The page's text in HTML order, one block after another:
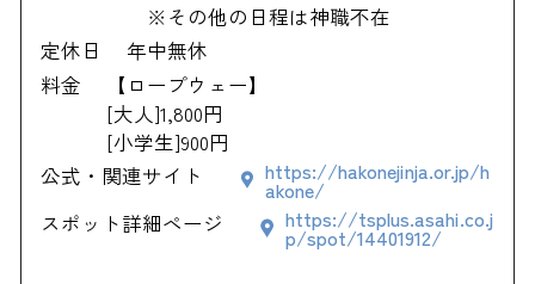
※その他の日程は神職不在
定休日
年中無休
料金
【ロープウェー】
[大人]1,800円
[小学生]900円
公式・関連サイト
https://hakonejinja.or.jp/h
akone/
スポット詳細ページ
https://tsplus.asahi.co.j
p/spot/14401912/